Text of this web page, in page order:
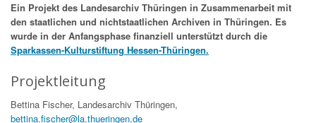
Ein Projekt des Landesarchiv Thüringen in Zusammenarbeit mit
den staatlichen und nichtstaatlichen Archiven in Thüringen. Es
wurde in der Anfangsphase finanziell unterstützt durch die
Sparkassen-Kulturstiftung Hessen-Thüringen.
Projektleitung
Bettina Fischer, Landesarchiv Thüringen,
bettina.fischer@la.thueringen.de